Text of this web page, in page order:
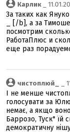
Карлик_
За таких как
_ [/b], а за
посмотрим
РаботаПлюс и
еще раз
чистоплюй_ _
І не менше
голосувати за
немає, а якщо
Баррозо, Туск" їй
демократичну